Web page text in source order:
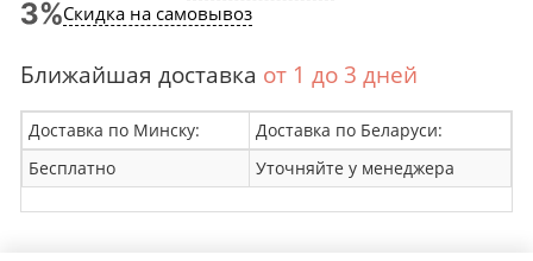
Скидка на самовывоз
Ближайшая доставка от 1 до 3 дней
Доставка по Минску:
Доставка по Беларуси:
Бесплатно
Уточняйте у менеджера